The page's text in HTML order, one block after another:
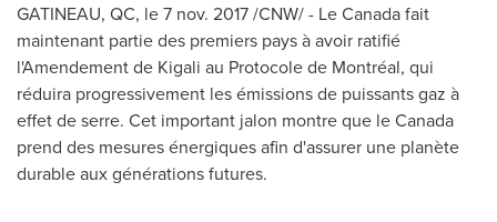
GATINEAU, QC, le 7 nov. 2017 /CNW/ - Le Canada fait
maintenant partie des premiers pays à avoir ratifié
l'Amendement de Kigali au Protocole de Montréal, qui
réduira progressivement les émissions de puissants gaz à
effet de serre. Cet important jalon montre que le Canada
prend des mesures énergiques afin d'assurer une planète
durable aux générations futures.